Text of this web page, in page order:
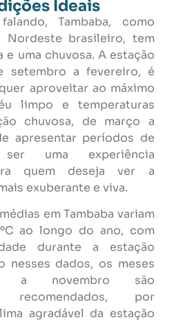
Ideais
Tambaba, como
Nordeste brasileiro, tem
e uma chuvosa. A estação
setembro a fevereiro, é
aproveitar ao máximo
limpo e temperaturas
chuvosa, de março a
apresentar períodos de
uma experiência
quem deseja ver a
exuberante e viva.
em Tambaba variam
ao longo do ano, com
durante a estação
nesses dados, os meses
a novembro são
recomendados, por
agradável da estação